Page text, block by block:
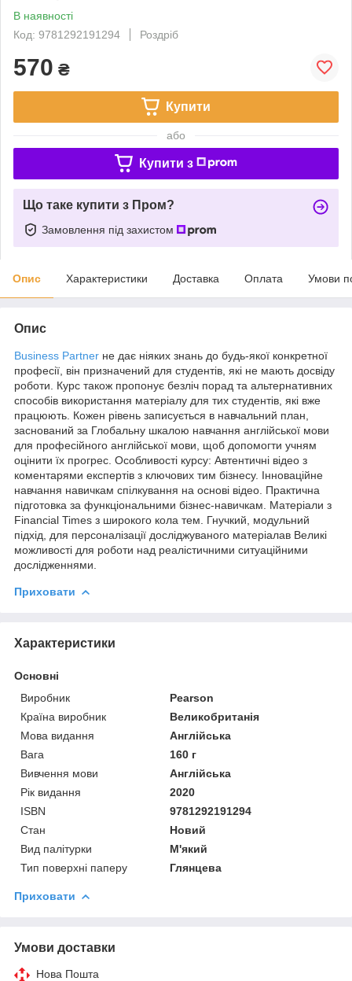
В наявності
Код: 9781292191294
Роздріб
570 ₴
Купити
або
Купити з
Що таке купити з Пром?
Замовлення під захистом
Опис Характеристики Доставка Оплата Умови
Опис
Business Partner не дає ніяких знань до будь-якої конкретної
професії, він призначений для студентів, які не мають досвіду
роботи. Курс також пропонує безліч порад та альтернативних
способів використання матеріалу для тих студентів, які вже
працюють. Кожен рівень записується в навчальний план,
заснований за Глобальну шкалою навчання англійської мови
для професійного англійської мови, щоб допомогти учням
оцінити їх прогрес. Особливості курсу: Автентичні відео з
коментарями експертів з ключових тим бізнесу. Інноваційне
навчання навичкам спілкування на основі відео. Практична
підготовка за функціональними бізнес-навичкам. Матеріали з
Financial Times з широкого кола тем. Гнучкий, модульний
підхід, для персоналізації досліджуваного матеріалав Великі
можливості для роботи над реалістичними ситуаційними
дослідженнями.
Приховати
Характеристики
Основні
Виробник
Pearson
Країна виробник
Великобританія
Мова видання
Англійська
Вага
160 г
Вивчення мови
Англійська
Рік видання
2020
ISBN
9781292191294
Стан
Новий
Вид палітурки
М'який
Тип поверхні паперу
Глянцева
Приховати
Умови доставки
Нова Пошта